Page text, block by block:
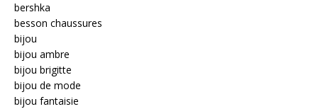
bershka
besson chaussures
bijou
bijou ambre
bijou brigitte
bijou de mode
bijou fantaisie